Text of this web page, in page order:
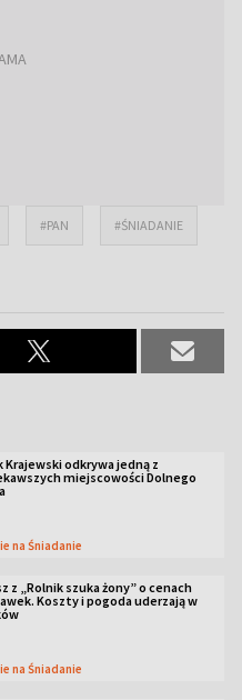
#PAN #ŚNIADANIE
Krajewski odkrywa jedną z
miejscowości Dolnego
na Śniadanie
z „Rolnik szuka żony” o cenach
Koszty i pogoda uderzają w
na Śniadanie